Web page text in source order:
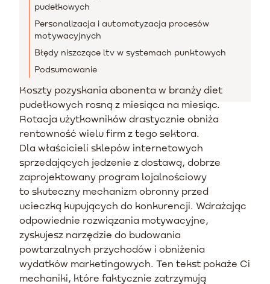
pudełkowych
Personalizacja i automatyzacja procesów
motywacyjnych
Błędy niszczące ltv w systemach punktowych
Podsumowanie
Koszty pozyskania abonenta w branży diet
pudełkowych rosną z miesiąca na miesiąc.
Rotacja użytkowników drastycznie obniża
rentowność wielu firm z tego sektora.
Dla właścicieli sklepów internetowych
sprzedających jedzenie z dostawą, dobrze
zaprojektowany program lojalnościowy
to skuteczny mechanizm obronny przed
ucieczką kupujących do konkurencji. Wdrażając
odpowiednie rozwiązania motywacyjne,
zyskujesz narzędzie do budowania
powtarzalnych przychodów i obniżenia
wydatków marketingowych. Ten tekst pokaże Ci
mechaniki, które faktycznie zatrzymują